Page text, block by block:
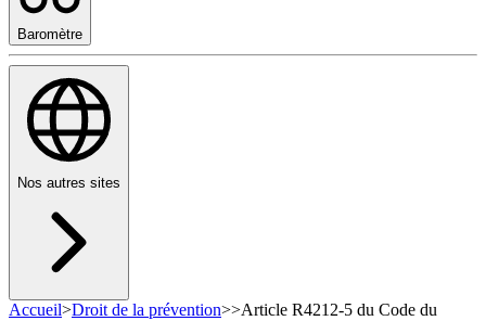
Baromètre
Nos autres sites
Accueil>Droit de la prévention>>Article R4212-5 du Code du